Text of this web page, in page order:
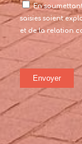
En
saisies soient
et de la relation